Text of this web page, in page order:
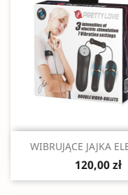
Szybki
WIBRUJĄCE JAJKA
120,00 zł